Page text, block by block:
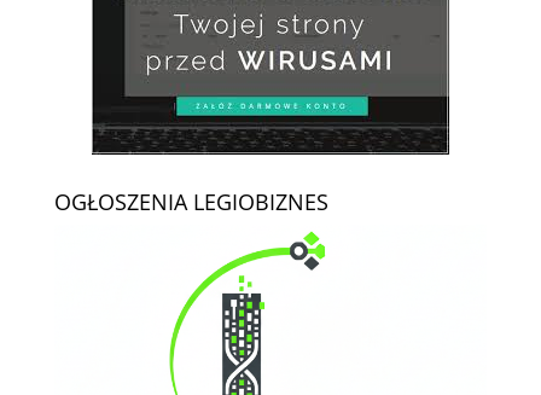
OGŁOSZENIA LEGIOBIZNES